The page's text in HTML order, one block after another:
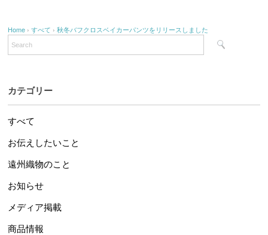
Home ›すべて ›秋冬バフクロスベイカーパンツをリリースしました
カテゴリー
すべて
お伝えしたいこと
遠州織物のこと
お知らせ
メディア掲載
商品情報